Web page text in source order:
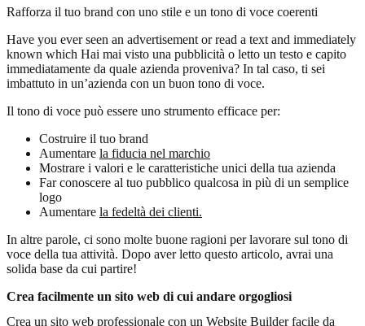
Rafforza il tuo brand con uno stile e un tono di voce coerenti
Have you ever seen an advertisement or read a text and immediately
known which Hai mai visto una pubblicità o letto un testo e capito
immediatamente da quale azienda proveniva? In tal caso, ti sei
imbattuto in un’azienda con un buon tono di voce.
Il tono di voce può essere uno strumento efficace per:
Costruire il tuo brand
Aumentare la fiducia nel marchio
Mostrare i valori e le caratteristiche unici della tua azienda
Far conoscere al tuo pubblico qualcosa in più di un semplice
logo
Aumentare la fedeltà dei clienti.
In altre parole, ci sono molte buone ragioni per lavorare sul tono di
voce della tua attività. Dopo aver letto questo articolo, avrai una
solida base da cui partire!
Crea facilmente un sito web di cui andare orgogliosi
Crea un sito web professionale con un Website Builder facile da